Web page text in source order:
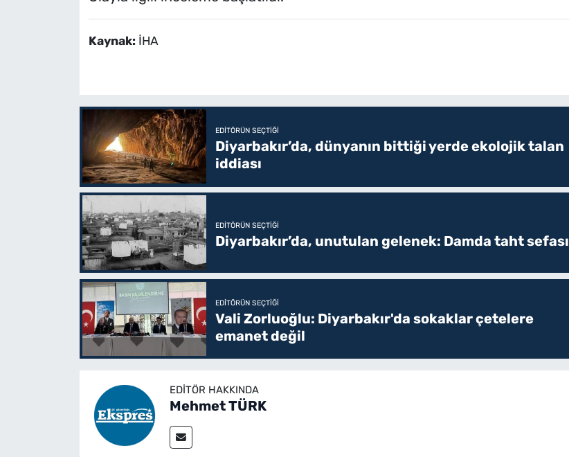
Kaynak: İHA
EDITÖRÜN SEÇTIĞI
Diyarbakır’da, dünyanın bittiği yerde ekolojik talan
iddiası
EDITÖRÜN SEÇTIĞI
Diyarbakır’da, unutulan gelenek: Damda taht sefası
EDITÖRÜN SEÇTIĞI
Vali Zorluoğlu: Diyarbakır'da sokaklar çetelere
emanet değil
EDITÖR HAKKINDA
Mehmet TÜRK